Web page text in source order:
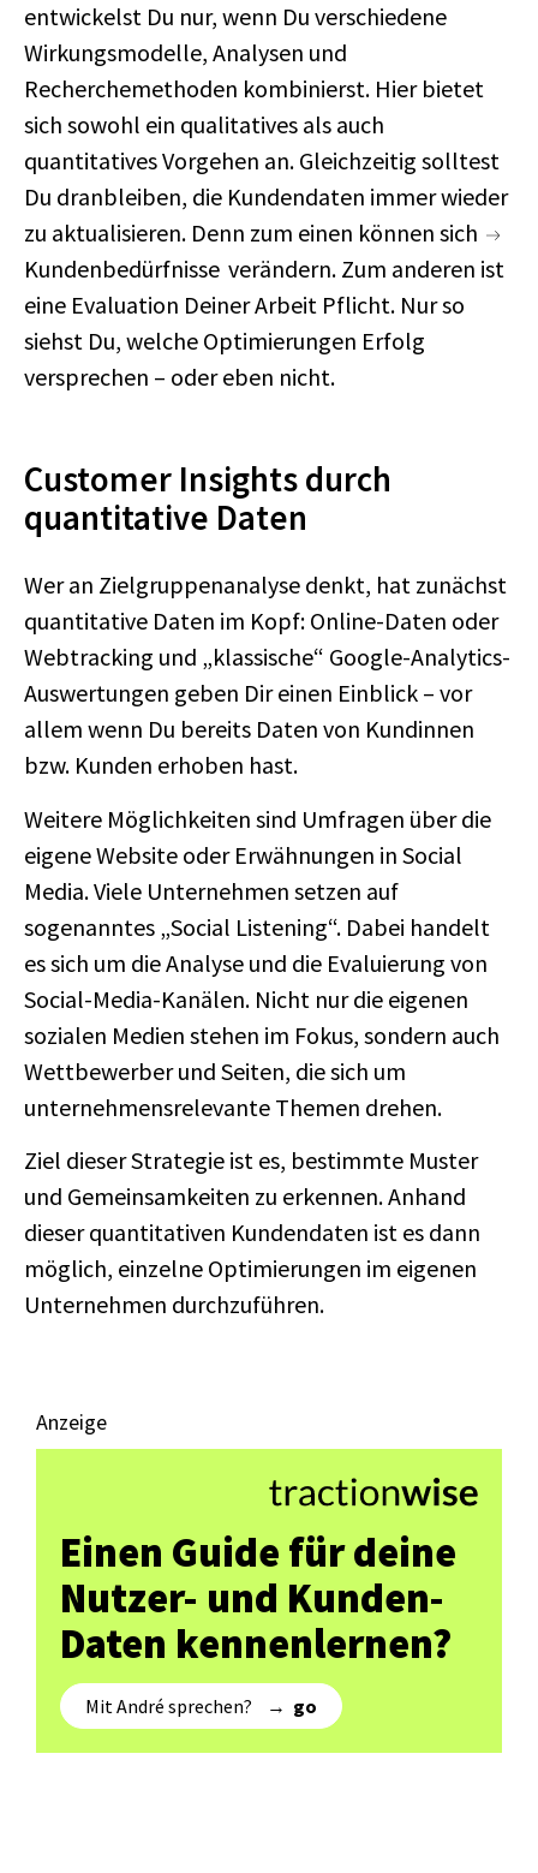
entwickelst Du nur, wenn Du verschiedene
Wirkungsmodelle, Analysen und
Recherchemethoden kombinierst. Hier bietet
sich sowohl ein qualitatives als auch
quantitatives Vorgehen an. Gleichzeitig solltest
Du dranbleiben, die Kundendaten immer wieder
zu aktualisieren. Denn zum einen können sich
Kundenbedürfnisse verändern. Zum anderen ist
eine Evaluation Deiner Arbeit Pflicht. Nur so
siehst Du, welche Optimierungen Erfolg
versprechen – oder eben nicht.
Customer Insights durch
quantitative Daten
Wer an Zielgruppenanalyse denkt, hat zunächst
quantitative Daten im Kopf: Online-Daten oder
Webtracking und „klassische“ Google-Analytics-
Auswertungen geben Dir einen Einblick – vor
allem wenn Du bereits Daten von Kundinnen
bzw. Kunden erhoben hast.
Weitere Möglichkeiten sind Umfragen über die
eigene Website oder Erwähnungen in Social
Media. Viele Unternehmen setzen auf
sogenanntes „Social Listening“. Dabei handelt
es sich um die Analyse und die Evaluierung von
Social-Media-Kanälen. Nicht nur die eigenen
sozialen Medien stehen im Fokus, sondern auch
Wettbewerber und Seiten, die sich um
unternehmensrelevante Themen drehen.
Ziel dieser Strategie ist es, bestimmte Muster
und Gemeinsamkeiten zu erkennen. Anhand
dieser quantitativen Kundendaten ist es dann
möglich, einzelne Optimierungen im eigenen
Unternehmen durchzuführen.
Anzeige
Einen Guide für deine
Nutzer- und Kunden-
Daten kennenlernen?
Mit André sprechen? → go